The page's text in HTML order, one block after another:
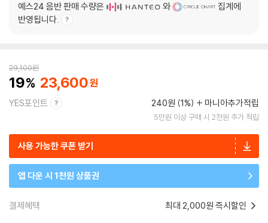
예스24 음반 판매 수량은 와
집계에
반영됩니다.
29,100원
19 23,600
YES포인트 240원 (1%) 마니아추가적립
5만원 이상 구매 시 2천원 추가 적립
사용 가능한 쿠폰 받기
앱 다운 시 1천원 상품권
결제혜택 최대 2,000원 즉시할인